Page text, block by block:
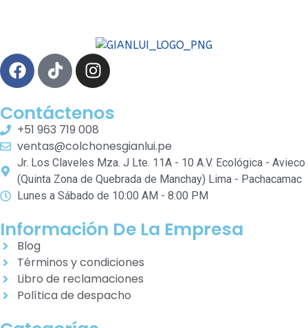
Contáctenos
+51 963 719 008
ventas@colchonesgianlui.pe
Jr. Los Claveles Mza. J Lte. 11A - 10 A.V. Ecológica - Avieco
(Quinta Zona de Quebrada de Manchay) Lima - Pachacamac
Lunes a Sábado de 10:00 AM - 8:00 PM
Información De La Empresa
Blog
Términos y condiciones
Libro de reclamaciones
Política de despacho